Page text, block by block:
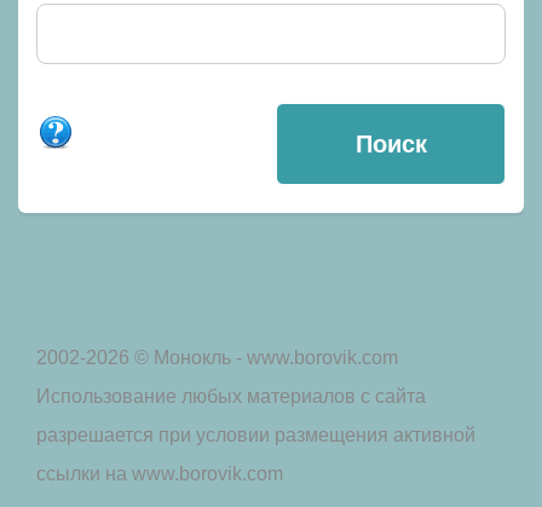
2002-2026 © Монокль - www.borovik.com
Использование любых материалов с сайта
разрешается при условии размещения активной
ссылки на www.borovik.com